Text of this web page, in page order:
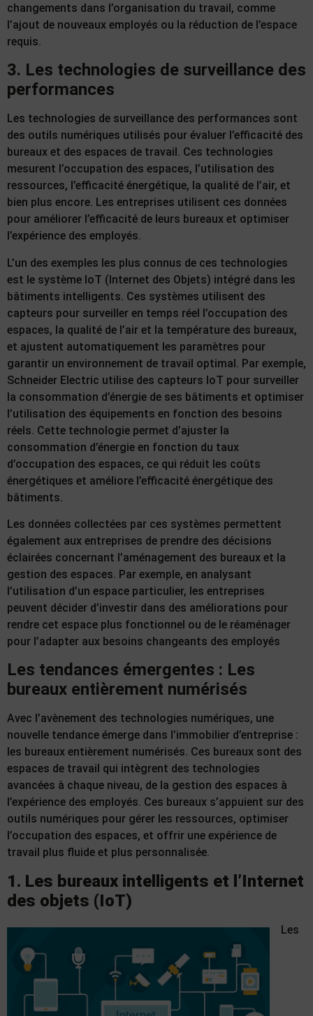
changements dans l’organisation du travail, comme
l’ajout de nouveaux employés ou la réduction de l’espace
requis.
3. Les technologies de surveillance des
performances
Les technologies de surveillance des performances sont
des outils numériques utilisés pour évaluer l’efficacité des
bureaux et des espaces de travail. Ces technologies
mesurent l’occupation des espaces, l’utilisation des
ressources, l’efficacité énergétique, la qualité de l’air, et
bien plus encore. Les entreprises utilisent ces données
pour améliorer l’efficacité de leurs bureaux et optimiser
l’expérience des employés.
L’un des exemples les plus connus de ces technologies
est le système IoT (Internet des Objets) intégré dans les
bâtiments intelligents. Ces systèmes utilisent des
capteurs pour surveiller en temps réel l’occupation des
espaces, la qualité de l’air et la température des bureaux,
et ajustent automatiquement les paramètres pour
garantir un environnement de travail optimal. Par exemple,
Schneider Electric utilise des capteurs IoT pour surveiller
la consommation d’énergie de ses bâtiments et optimiser
l’utilisation des équipements en fonction des besoins
réels. Cette technologie permet d’ajuster la
consommation d’énergie en fonction du taux
d’occupation des espaces, ce qui réduit les coûts
énergétiques et améliore l’efficacité énergétique des
bâtiments.
Les données collectées par ces systèmes permettent
également aux entreprises de prendre des décisions
éclairées concernant l’aménagement des bureaux et la
gestion des espaces. Par exemple, en analysant
l’utilisation d’un espace particulier, les entreprises
peuvent décider d’investir dans des améliorations pour
rendre cet espace plus fonctionnel ou de le réaménager
pour l’adapter aux besoins changeants des employés
Les tendances émergentes : Les
bureaux entièrement numérisés
Avec l’avènement des technologies numériques, une
nouvelle tendance émerge dans l’immobilier d’entreprise :
les bureaux entièrement numérisés. Ces bureaux sont des
espaces de travail qui intègrent des technologies
avancées à chaque niveau, de la gestion des espaces à
l’expérience des employés. Ces bureaux s’appuient sur des
outils numériques pour gérer les ressources, optimiser
l’occupation des espaces, et offrir une expérience de
travail plus fluide et plus personnalisée.
1. Les bureaux intelligents et l’Internet
des objets (IoT)
Les